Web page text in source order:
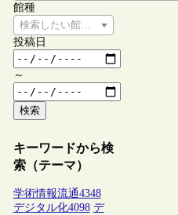
館種
検索したい館種を選択してください
投稿日
～
検索
キーワードから検
索（テーマ）
学術情報流通4348
デジタル化4098 デ